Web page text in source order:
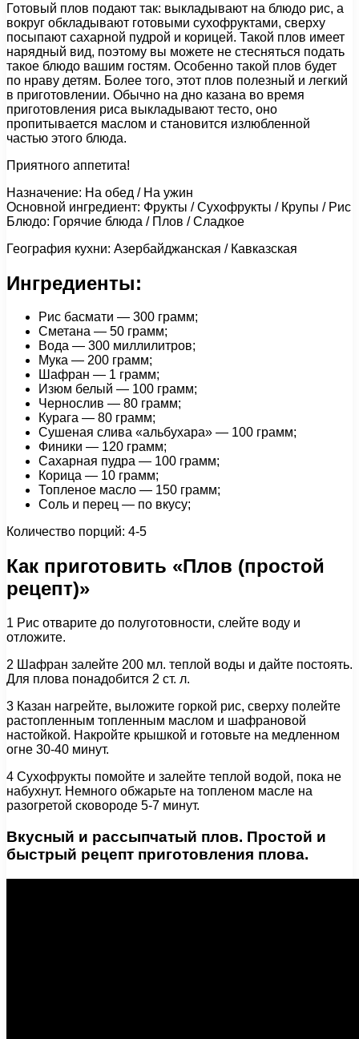
Готовый плов подают так: выкладывают на блюдо рис, а
вокруг обкладывают готовыми сухофруктами, сверху
посыпают сахарной пудрой и корицей. Такой плов имеет
нарядный вид, поэтому вы можете не стесняться подать
такое блюдо вашим гостям. Особенно такой плов будет
по нраву детям. Более того, этот плов полезный и легкий
в приготовлении. Обычно на дно казана во время
приготовления риса выкладывают тесто, оно
пропитывается маслом и становится излюбленной
частью этого блюда.
Приятного аппетита!
Назначение: На обед / На ужин
Основной ингредиент: Фрукты / Сухофрукты / Крупы / Рис
Блюдо: Горячие блюда / Плов / Сладкое
География кухни: Азербайджанская / Кавказская
Ингредиенты:
Рис басмати — 300 грамм;
Сметана — 50 грамм;
Вода — 300 миллилитров;
Мука — 200 грамм;
Шафран — 1 грамм;
Изюм белый — 100 грамм;
Чернослив — 80 грамм;
Курага — 80 грамм;
Сушеная слива «альбухара» — 100 грамм;
Финики — 120 грамм;
Сахарная пудра — 100 грамм;
Корица — 10 грамм;
Топленое масло — 150 грамм;
Соль и перец — по вкусу;
Количество порций: 4-5
Как приготовить «Плов (простой
рецепт)»
1 Рис отварите до полуготовности, слейте воду и
отложите.
2 Шафран залейте 200 мл. теплой воды и дайте постоять.
Для плова понадобится 2 ст. л.
3 Казан нагрейте, выложите горкой рис, сверху полейте
растопленным топленным маслом и шафрановой
настойкой. Накройте крышкой и готовьте на медленном
огне 30-40 минут.
4 Сухофрукты помойте и залейте теплой водой, пока не
набухнут. Немного обжарьте на топленом масле на
разогретой сковороде 5-7 минут.
Вкусный и рассыпчатый плов. Простой и
быстрый рецепт приготовления плова.